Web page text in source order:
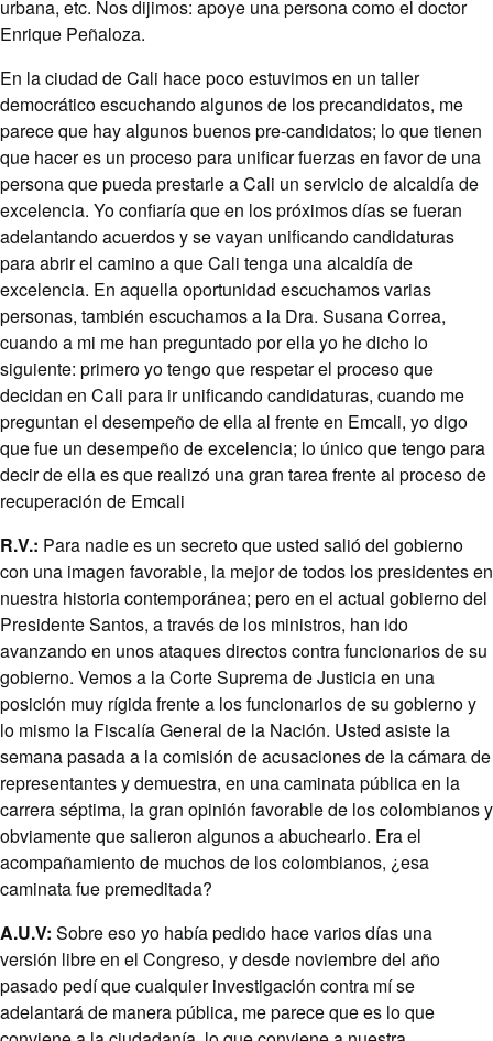
urbana, etc. Nos dijimos: apoye una persona como el doctor
Enrique Peñaloza.
En la ciudad de Cali hace poco estuvimos en un taller
democrático escuchando algunos de los precandidatos, me
parece que hay algunos buenos pre-candidatos; lo que tienen
que hacer es un proceso para unificar fuerzas en favor de una
persona que pueda prestarle a Cali un servicio de alcaldía de
excelencia. Yo confiaría que en los próximos días se fueran
adelantando acuerdos y se vayan unificando candidaturas
para abrir el camino a que Cali tenga una alcaldía de
excelencia. En aquella oportunidad escuchamos varias
personas, también escuchamos a la Dra. Susana Correa,
cuando a mi me han preguntado por ella yo he dicho lo
siguiente: primero yo tengo que respetar el proceso que
decidan en Cali para ir unificando candidaturas, cuando me
preguntan el desempeño de ella al frente en Emcali, yo digo
que fue un desempeño de excelencia; lo único que tengo para
decir de ella es que realizó una gran tarea frente al proceso de
recuperación de Emcali
R.V.: Para nadie es un secreto que usted salió del gobierno
con una imagen favorable, la mejor de todos los presidentes en
nuestra historia contemporánea; pero en el actual gobierno del
Presidente Santos, a través de los ministros, han ido
avanzando en unos ataques directos contra funcionarios de su
gobierno. Vemos a la Corte Suprema de Justicia en una
posición muy rígida frente a los funcionarios de su gobierno y
lo mismo la Fiscalía General de la Nación. Usted asiste la
semana pasada a la comisión de acusaciones de la cámara de
representantes y demuestra, en una caminata pública en la
carrera séptima, la gran opinión favorable de los colombianos y
obviamente que salieron algunos a abuchearlo. Era el
acompañamiento de muchos de los colombianos, ¿esa
caminata fue premeditada?
A.U.V: Sobre eso yo había pedido hace varios días una
versión libre en el Congreso, y desde noviembre del año
pasado pedí que cualquier investigación contra mí se
adelantará de manera pública, me parece que es lo que